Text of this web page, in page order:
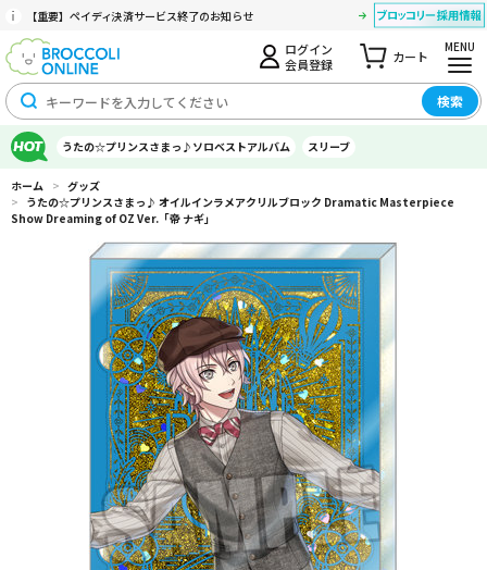
【重要】ペイディ決済サービス終了のお知らせ
ログイン
会員登録
カート
MENU
検索
うたの☆プリンスさまっ♪ソロベストアルバム スリーブ
ホーム > グッズ
> うたの☆プリンスさまっ♪ オイルインラメアクリルブロック Dramatic Masterpiece
Show Dreaming of OZ Ver.「帝 ナギ」